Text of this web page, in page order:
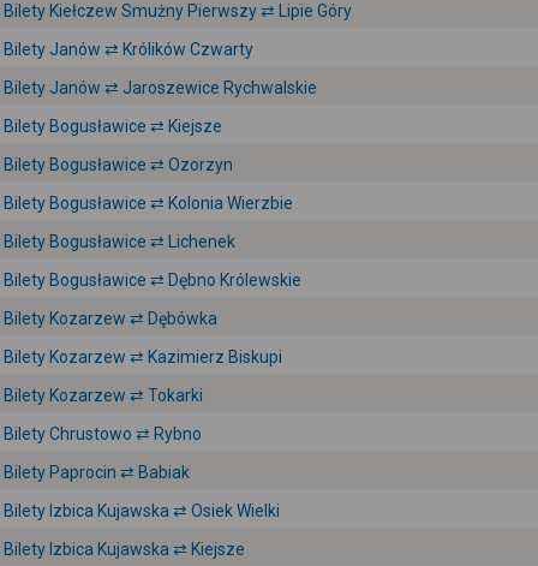
Bilety Kiełczew Smużny Pierwszy ⇄ Lipie Góry
Bilety Janów ⇄ Królików Czwarty
Bilety Janów ⇄ Jaroszewice Rychwalskie
Bilety Bogusławice ⇄ Kiejsze
Bilety Bogusławice ⇄ Ozorzyn
Bilety Bogusławice ⇄ Kolonia Wierzbie
Bilety Bogusławice ⇄ Lichenek
Bilety Bogusławice ⇄ Dębno Królewskie
Bilety Kozarzew ⇄ Dębówka
Bilety Kozarzew ⇄ Kazimierz Biskupi
Bilety Kozarzew ⇄ Tokarki
Bilety Chrustowo ⇄ Rybno
Bilety Paprocin ⇄ Babiak
Bilety Izbica Kujawska ⇄ Osiek Wielki
Bilety Izbica Kujawska ⇄ Kiejsze